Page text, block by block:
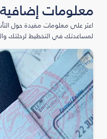
معلومات إضافية
اعثر على معلومات مفيدة حول
لمساعدتك في التخطيط لرحلتك